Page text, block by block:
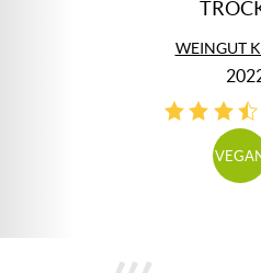
WEINGUT
3